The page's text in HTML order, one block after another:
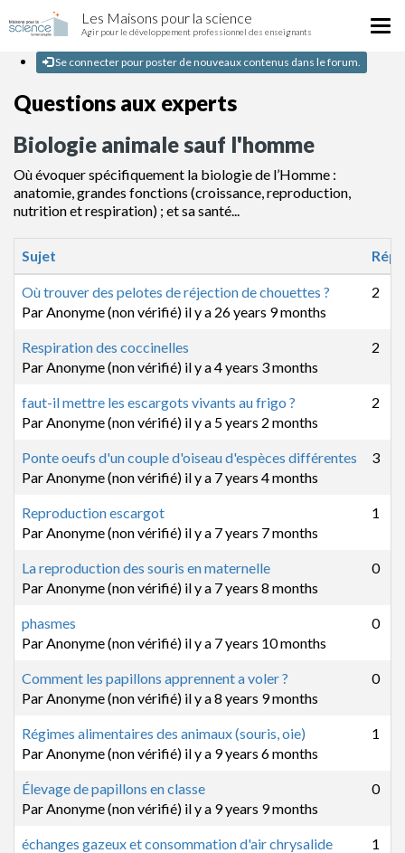
animale
l'homme
au
principal
Les Maisons pour la science
Agir pour le développement professionnel des enseignants
Se connecter pour poster de nouveaux contenus dans le forum.
Questions aux experts
Biologie animale sauf l'homme
Où évoquer spécifiquement la biologie de l’Homme :
anatomie, grandes fonctions (croissance, reproduction,
nutrition et respiration) ; et sa santé...
Sujet
Sujet normal
Où trouver des pelotes de réjection de chouettes ?
ParAnonyme (non vérifié) il y a 26 years 9 months
2
Sujet normal
Respiration des coccinelles
ParAnonyme (non vérifié) il y a 4 years 3 months
2
Sujet normal
faut-il mettre les escargots vivants au frigo ?
ParAnonyme (non vérifié) il y a 5 years 2 months
2
Sujet normal
Ponte oeufs d'un couple d'oiseau d'espèces différentes
ParAnonyme (non vérifié) il y a 7 years 4 months
3
Sujet normal
Reproduction escargot
ParAnonyme (non vérifié) il y a 7 years 7 months
1
Sujet normal
La reproduction des souris en maternelle
ParAnonyme (non vérifié) il y a 7 years 8 months
0
Sujet normal
phasmes
ParAnonyme (non vérifié) il y a 7 years 10 months
0
Sujet normal
Comment les papillons apprennent a voler ?
ParAnonyme (non vérifié) il y a 8 years 9 months
0
Sujet normal
Régimes alimentaires des animaux (souris, oie)
ParAnonyme (non vérifié) il y a 9 years 6 months
1
Sujet normal
Élevage de papillons en classe
ParAnonyme (non vérifié) il y a 9 years 9 months
0
Sujet normal
échanges gazeux et consommation d'air chrysalide
1